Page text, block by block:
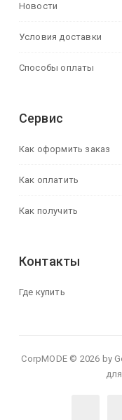
Новости
Условия доставки
Способы оплаты
Сервис
Как оформить заказ
Как оплатить
Как получить
Контакты
Где купить
CorpMODE © 2026 by